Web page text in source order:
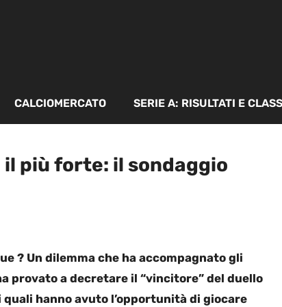
CALCIOMERCATO SERIE A: RISULTATI E
il più forte: il sondaggio
? Un dilemma che ha accompagnato gli
provato a decretare il “vincitore” del duello
hanno avuto l’opportunità di giocare